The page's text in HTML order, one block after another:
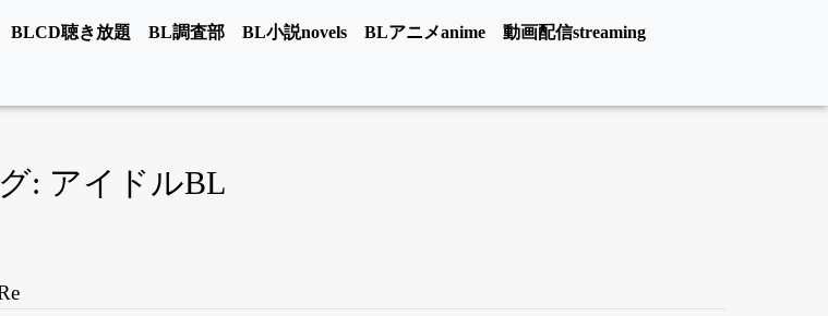
BLCD聴き放題 BL調査部 BL小説novels BLアニメanime
動画配信streaming
: アイドルBL